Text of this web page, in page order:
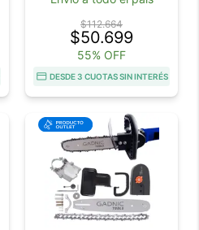
$112.664
$50.699
55% OFF
DESDE 3 CUOTAS SIN INTERÉS